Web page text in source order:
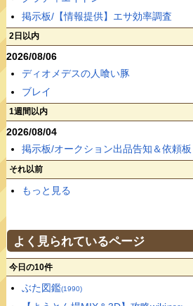
掲示板/【情報提供】エサ効率調査
2日以内
2026/08/06
ディオメデスの人喰い豚
ブレイ
1週間以内
2026/08/04
掲示板/オークション出品告知＆依頼板
それ以前
もっと見る
よく見られているページ
今日の10件
ぶた図鑑(1990)